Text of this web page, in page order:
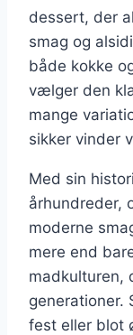
dessert, der
smag og
både kokke
vælger den
mange
sikker vinder
Med sin
århundreder,
moderne
mere end
generationer.
fest eller blot